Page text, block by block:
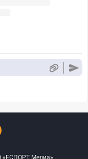
«ЕСПОРТ Медиа»